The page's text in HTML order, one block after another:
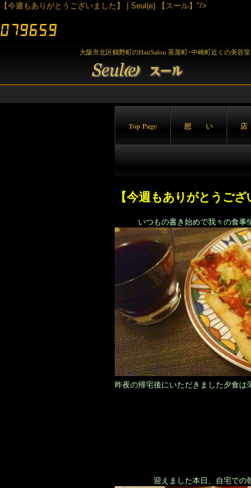
【今週もありがとうございました】 | Seul(e) 【スール】"/>
大阪市北区鶴野町のHairSalon 茶屋町･中崎町近くの美容室
Top Page 想 い
【今週もありがとうござ
いつもの書き始めで我々の食事情
昨夜の帰宅後にいただきました夕食は
迎えました本日、自宅での朝